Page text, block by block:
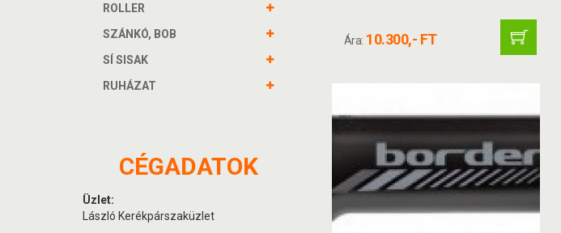
Ára: 10.300,- FT
ROLLER
SZÁNKÓ, BOB
SÍ SISAK
RUHÁZAT
CÉGADATOK
Üzlet:
László Kerékpárszaküzlet